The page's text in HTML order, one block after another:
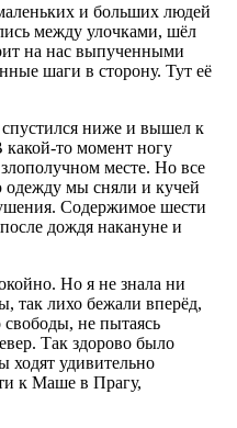
и больших людей
между улочками, шёл
на нас выпученными
шаги в сторону. Тут её
спустился ниже и вышел к
то момент ногу
месте. Но все
одежду мы сняли и кучей
Содержимое шести
дождя накануне и
Но я не знала ни
так лихо бежали вперёд,
не пытаясь
Так здорово было
ходят удивительно
к Маше в Прагу,